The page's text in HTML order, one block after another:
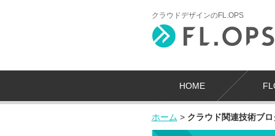
クラウドデザインのFL.OPS
HOME
ホーム > クラウド関連技術ブロ